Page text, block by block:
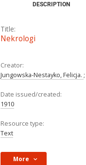
DESCRIPTION
Title:
Nekrologi
Creator:
Jungowska-Nestayko, Felicja. ;
Date issued/created:
1910
Resource type:
Text
More